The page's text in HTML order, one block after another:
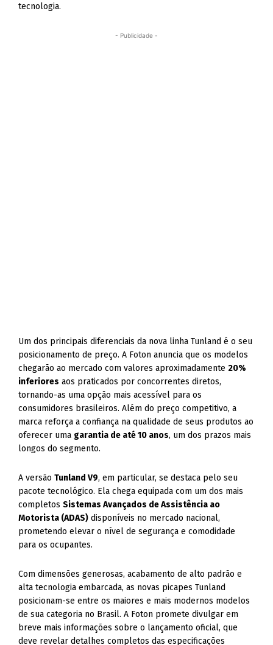
tecnologia.
- Publicidade -
Um dos principais diferenciais da nova linha Tunland é o seu
posicionamento de preço. A Foton anuncia que os modelos
chegarão ao mercado com valores aproximadamente20%
inferiores aos praticados por concorrentes diretos,
tornando-as uma opção mais acessível para os
consumidores brasileiros. Além do preço competitivo, a
marca reforça a confiança na qualidade de seus produtos ao
oferecer uma garantia de até 10 anos, um dos prazos mais
longos do segmento.
A versãoTunland V9, em particular, se destaca pelo seu
pacote tecnológico. Ela chega equipada com um dos mais
completosSistemas Avançados de Assistência ao
Motorista (ADAS) disponíveis no mercado nacional,
prometendo elevar o nível de segurança e comodidade
para os ocupantes.
Com dimensões generosas, acabamento de alto padrão e
alta tecnologia embarcada, as novas picapes Tunland
posicionam-se entre os maiores e mais modernos modelos
de sua categoria no Brasil. A Foton promete divulgar em
breve mais informações sobre o lançamento oficial, que
deve revelar detalhes completos das especificações